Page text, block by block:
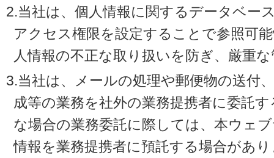
2.当社は、個人情報に関するデータベー
アクセス権限を設定することで参照可
人情報の不正な取り扱いを防ぎ、厳重
3.当社は、メールの処理や郵便物の送付
成等の業務を社外の業務提携者に委託
な場合の業務委託に際しては、本ウェ
情報を業務提携者に預託する場合があ